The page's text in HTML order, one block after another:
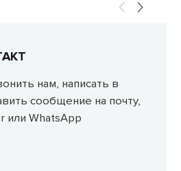
нам, написать в
сообщение на почту,
или WhatsApp